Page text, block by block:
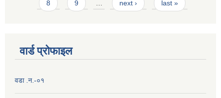
8 9 next › last »
वार्ड प्राेफाइल
वडा .न.-०१